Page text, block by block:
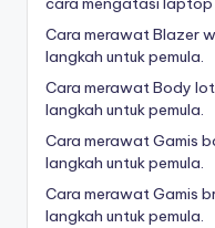
Cara merawat Blazer
langkah untuk pemula.
Cara merawat Body
langkah untuk pemula.
Cara merawat Gamis
langkah untuk pemula.
Cara merawat Gamis
langkah untuk pemula.